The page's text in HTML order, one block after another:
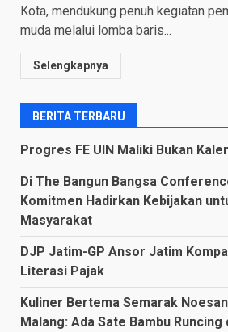
Kota, mendukung penuh kegiatan
muda melalui lomba baris...
Selengkapnya
BERITA TERBARU
Progres FE UIN Maliki Bukan
Di The Bangun Bangsa
Komitmen Hadirkan Kebijakan
Masyarakat
DJP Jatim-GP Ansor Jatim
Literasi Pajak
Kuliner Bertema Semarak
Malang: Ada Sate Bambu